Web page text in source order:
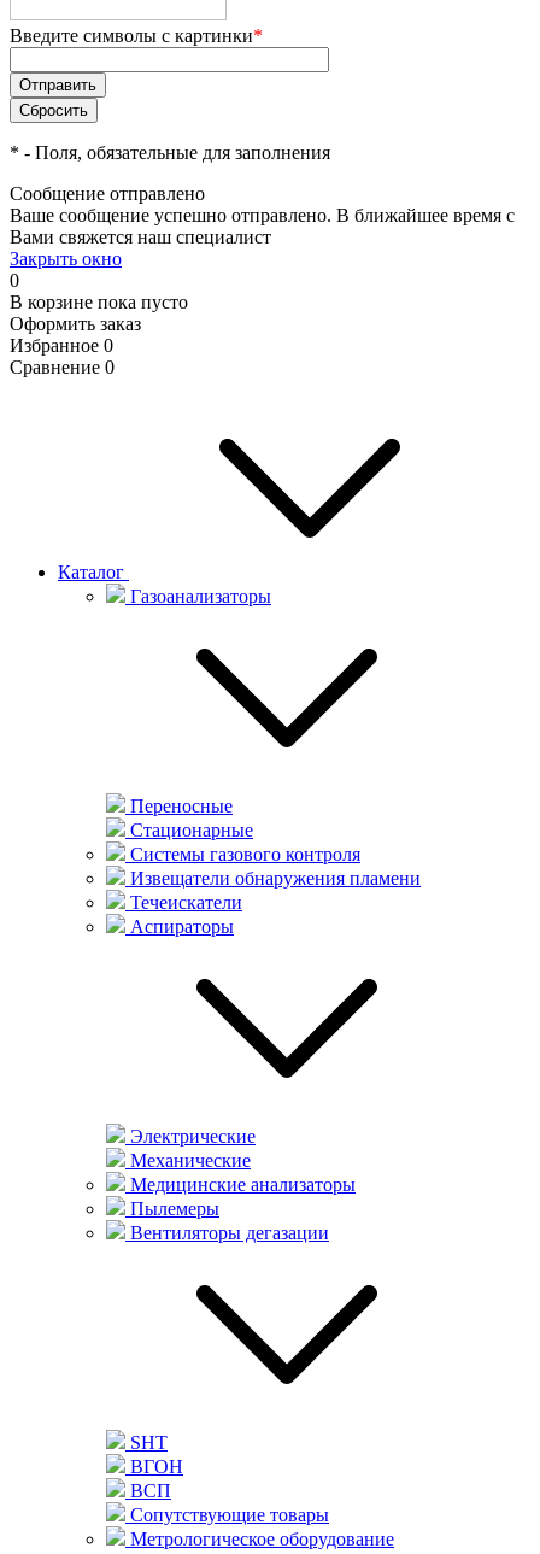
Введите символы с картинки*
* - Поля, обязательные для заполнения
Сообщение отправлено
Ваше сообщение успешно отправлено. В ближайшее время с
Вами свяжется наш специалист
Закрыть окно
0
В корзине пока пусто
Оформить заказ
Избранное 0
Сравнение 0
Каталог
Газоанализаторы
Переносные
Стационарные
Системы газового контроля
Извещатели обнаружения пламени
Течеискатели
Аспираторы
Электрические
Механические
Медицинские анализаторы
Пылемеры
Вентиляторы дегазации
SHT
ВГОН
ВСП
Сопутствующие товары
Метрологическое оборудование